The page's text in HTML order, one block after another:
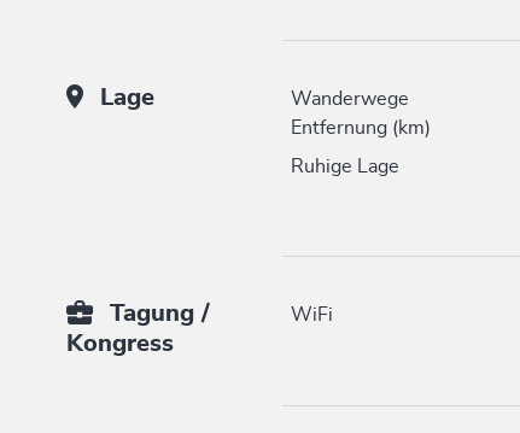
Lage
Wanderwege
Entfernung (km)
Ruhige Lage
Tagung /
Kongress
WiFi